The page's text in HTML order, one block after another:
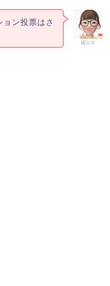
ぽぷコ
ン投票はさ